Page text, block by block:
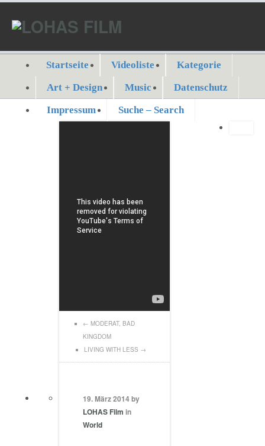
Startseite Videoliste
Kategorie
Art + Design
Music
Datenschutz
Impressum
Suche – Search
← MODERAT, BAD
KINGDOM
LIVING WITH LESS →
19. März 2014 by
LOHAS Film in
World